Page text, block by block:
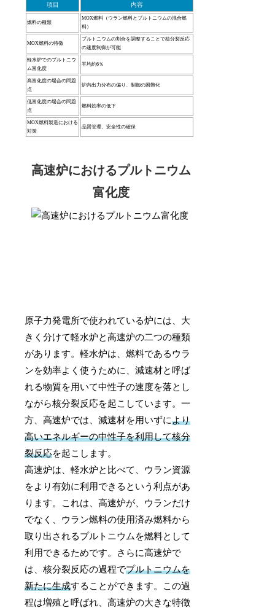
項目 内容
燃料の種類
MOX燃料（ウラン燃料とプルトニウムの混合燃
料）
MOX燃料の特徴
プルトニウムの割合を調整することで核分裂反応
の速度制御が可能
軽水炉でのプルトニウ
ム富化度
平均約6％
高富化度の場合の問題
点
炉内出力分布の偏り、制御の困難化
低富化度の場合の問題
点
燃料効率の低下
MOX燃料製造における
対策
品質管理、安全性の確保
高速炉におけるプルトニウム
富化度
原子力発電所で使われている炉には、大
きく分けて軽水炉と高速炉の二つの種類
があります。軽水炉は、燃料であるウラ
ンを効率よく使うために、減速材と呼ば
れる物質を用いて中性子の速度を落とし
ながら核分裂反応を起こしています。一
方、高速炉では、減速材を用いずにより
高いエネルギーの中性子を利用して核分
裂反応を起こします。
高速炉は、軽水炉と比べて、ウラン資源
をより有効に利用できるという利点があ
ります。これは、高速炉が、ウランだけ
でなく、ウラン燃料の使用済み燃料から
取り出されるプルトニウムを燃料として
利用できるためです。さらに高速炉で
は、核分裂反応の過程でプルトニウムを
新たに生成することができます。この過
程は増殖と呼ばれ、高速炉の大きな特徴